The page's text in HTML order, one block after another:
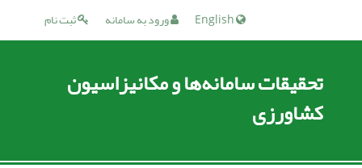
ثبت نام ورود به سامانه
تحقیقات سامانه‌ها و مکانیزاسیون
کشاورزی